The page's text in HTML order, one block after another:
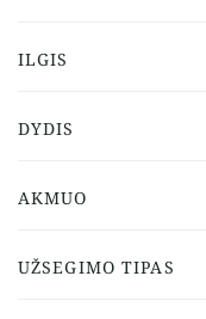
ILGIS
DYDIS
AKMUO
UŽSEGIMO TIPAS